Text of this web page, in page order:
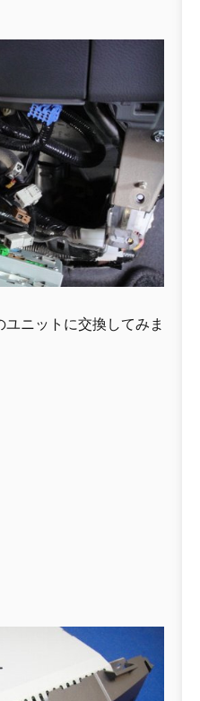
ニットに交換してみま